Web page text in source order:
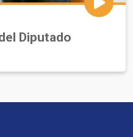
Diputado